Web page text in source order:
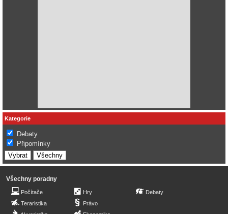
Kategorie
Debaty
Připomínky
Všechny poradny
Počítače
Teraristika
Hry
Právo
Debaty